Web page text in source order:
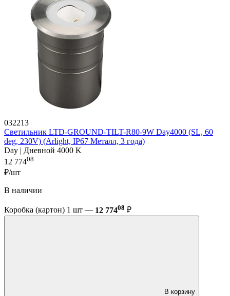
032213
Светильник LTD-GROUND-TILT-R80-9W Day4000 (SL, 60
deg, 230V) (Arlight, IP67 Металл, 3 года)
Day | Дневной 4000 K
12 77408
₽/шт
В наличии
Коробка (картон) 1 шт — 12 77408 ₽
В корзину